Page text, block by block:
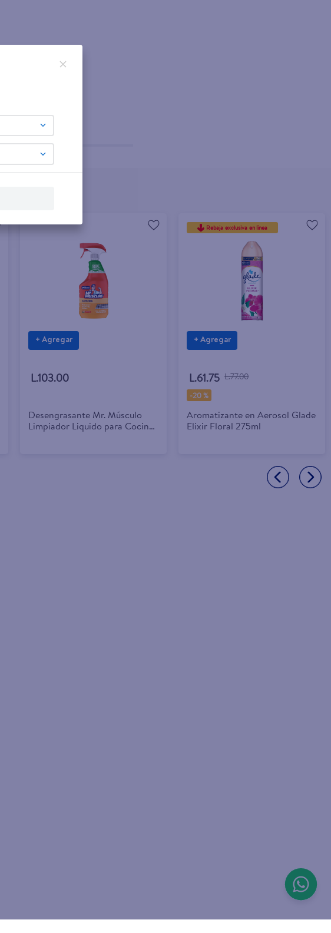
+ Agregar
L.103.00
Desengrasante Mr. Músculo
Limpiador Liquido para Cocinas
Rebaja exclusiva en línea
+ Agregar
L.61.75 L.77.00
-20 %
Aromatizante en Aerosol Glade
Elixir Floral 275ml